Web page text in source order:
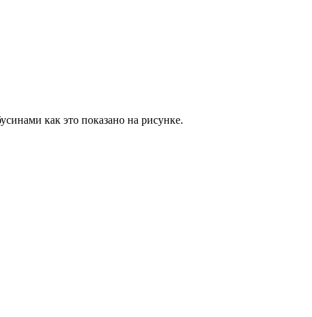
как это показано на рисунке.